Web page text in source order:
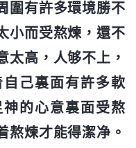
圍有許多環境勝不
小而受熬煉，還不
太高，人够不上，
己裏面有許多軟
的心意裏面受熬
熬煉才能得潔净。